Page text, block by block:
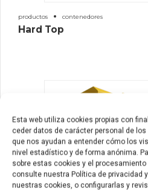
Esta web utiliza cookies propias con
ceder datos de carácter personal de
que nos ayudan a entender cómo los
nivel estadístico y de forma anónima.
sobre estas cookies y el
consulte nuestra Política de privacidad
nuestras cookies, o configurarlas y
productos contenedores
Hard Top